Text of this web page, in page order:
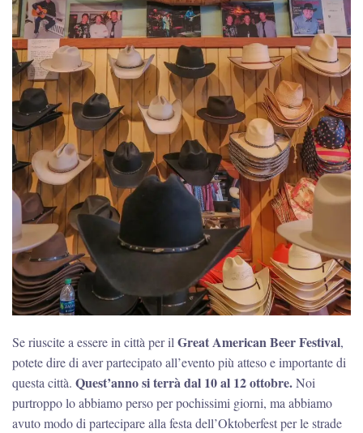
Se riuscite a essere in città per il Great American Beer Festival,
potete dire di aver partecipato all’evento più atteso e importante di
questa città. Quest’anno si terrà dal 10 al 12 ottobre.Noi
purtroppo lo abbiamo perso per pochissimi giorni, ma abbiamo
avuto modo di partecipare alla festa dell’Oktoberfest per le strade